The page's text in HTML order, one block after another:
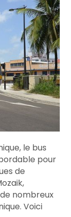
le bus
pour
de
nombreux
Voici